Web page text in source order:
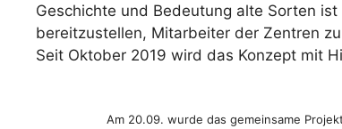
Geschichte und Bedeutung alte Sorten
bereitzustellen, Mitarbeiter der Zentren
Seit Oktober 2019 wird das Konzept mit
Am 20.09. wurde das gemeinsame